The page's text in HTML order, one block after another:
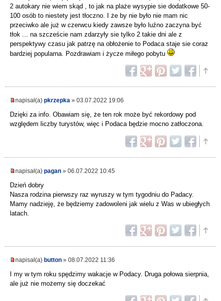
2 autokary nie wiem skąd , to jak na plaże wysypie sie dodatkowe 50-
100 osób to niestety jest tłoczno. I że by nie było nie mam nic
przeciwko ale już w czerwcu kiedy zawsze było luźno zaczyna być
tłok ... na szczeście nam zdarzyły sie tylko 2 takie dni ale z
perspektywy czasu jak patrzę na obłożenie to Podaca staje sie coraz
bardziej popularna. Pozdrawiam i życze miłego pobytu
napisał(a) pkrzepka » 03.07.2022 19:06
Dzięki za info. Obawiam się, że ten rok może być rekordowy pod
względem liczby turystów, więc i Podaca będzie mocno zatłoczona.
napisał(a) pagan » 06.07.2022 10:45
Dzień dobry
Nasza rodzina pierwszy raz wyruszy w tym tygodniu do Padacy.
Mamy nadzieję, że będziemy zadowoleni jak wielu z Was w ubiegłych
latach.
napisał(a) button » 08.07.2022 11:36
I my w tym roku spędzimy wakacje w Podacy. Druga połowa sierpnia,
ale już nie możemy się doczekać